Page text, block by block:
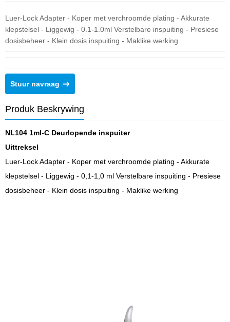
Luer-Lock Adapter - Koper met verchroomde plating - Akkurate
klepstelsel - Liggewig - 0.1-1.0ml Verstelbare inspuiting - Presiese
dosisbeheer - Klein dosis inspuiting - Maklike werking
Stuur navraag
Produk Beskrywing
NL104 1ml-C Deurlopende inspuiter
Uittreksel
Luer-Lock Adapter - Koper met verchroomde plating - Akkurate
klepstelsel - Liggewig - 0,1-1,0 ml Verstelbare inspuiting - Presiese
dosisbeheer - Klein dosis inspuiting - Maklike werking